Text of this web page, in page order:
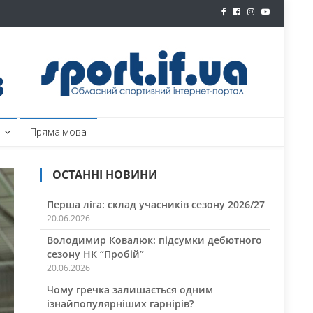
Пряма мова
ОСТАННІ НОВИНИ
Перша ліга: склад учасників сезону 2026/27
20.06.2026
Володимир Ковалюк: підсумки дебютного
сезону НК “Пробій”
20.06.2026
Чому гречка залишається одним
ізнайпопулярніших гарнірів?